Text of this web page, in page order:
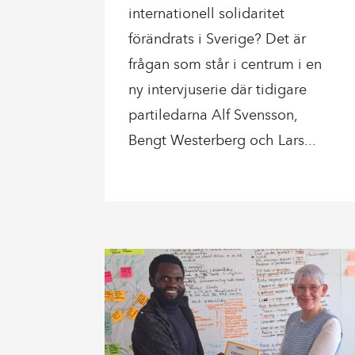
internationell solidaritet
förändrats i Sverige? Det är
frågan som står i centrum i en
ny intervjuserie där tidigare
partiledarna Alf Svensson,
Bengt Westerberg och Lars...